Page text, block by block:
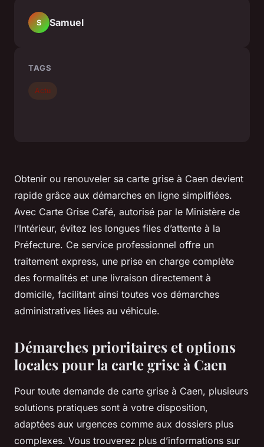
Obtenir ou renouveler sa carte grise à Caen devient
rapide grâce aux démarches en ligne simplifiées.
Avec Carte Grise Café, autorisé par le Ministère de
l’Intérieur, évitez les longues files d’attente à la
Préfecture. Ce service professionnel offre un
traitement express, une prise en charge complète
des formalités et une livraison directement à
domicile, facilitant ainsi toutes vos démarches
administratives liées au véhicule.
Démarches prioritaires et options
locales pour la carte grise à Caen
Pour toute demande de carte grise à Caen, plusieurs
solutions pratiques sont à votre disposition,
adaptées aux urgences comme aux dossiers plus
complexes. Vous trouverez plus d’informations sur
S Samuel
TAGS
Actu